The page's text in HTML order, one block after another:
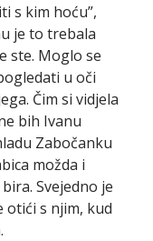
s kim hoću”,
je to trebala
ste. Moglo se
u oči
Čim si vidjela
bih Ivanu
Zabočanku
možda i
Svejedno je
otići s njim, kud